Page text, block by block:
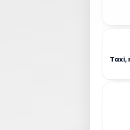
Taxi,